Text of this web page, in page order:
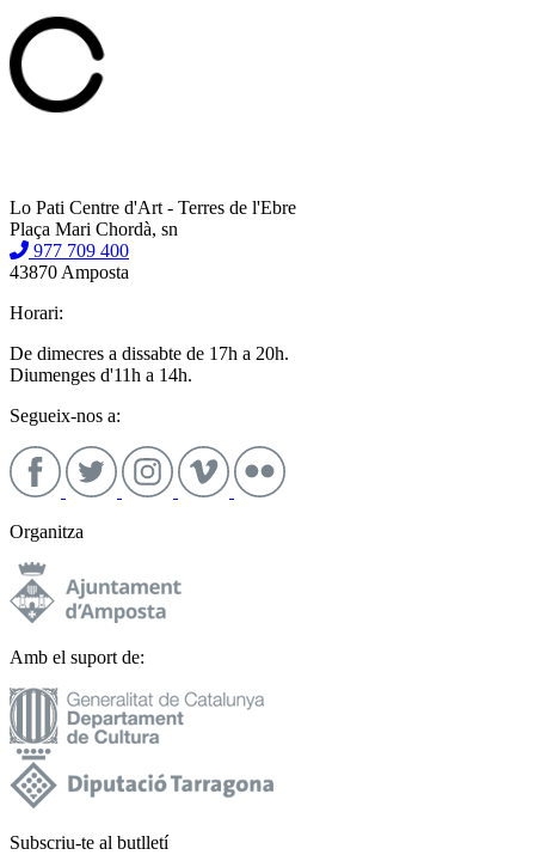
Lo Pati Centre d'Art - Terres de l'Ebre
Plaça Mari Chordà, sn
977 709 400
43870 Amposta
Horari:
De dimecres a dissabte de 17h a 20h.
Diumenges d'11h a 14h.
Segueix-nos a:
Organitza
Amb el suport de:
Subscriu-te al butlletí